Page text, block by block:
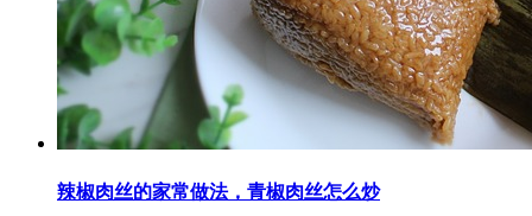
辣椒肉丝的家常做法，青椒肉丝怎么炒